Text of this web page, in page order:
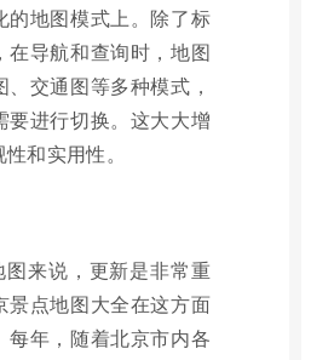
的地图模式上。除了标
在导航和查询时，地图
交通图等多种模式，
要进行切换。这大大增
和实用性。
来说，更新是非常重
景点地图大全在这方面
每年，随着北京市内各